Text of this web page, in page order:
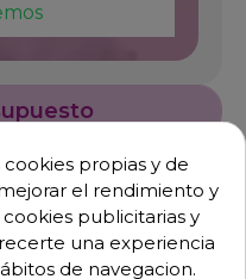
propias y de
el rendimiento y
publicitarias y
una experiencia
de navegacion.